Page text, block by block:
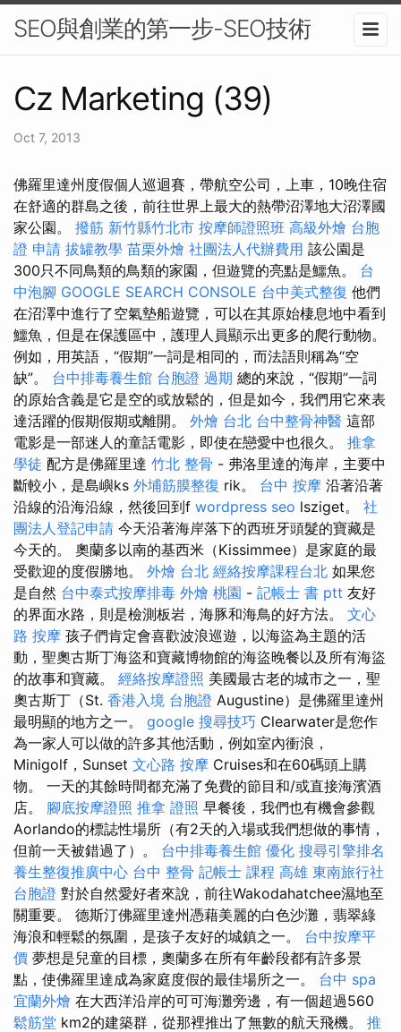
SEO與創業的第一步-SEO技術
Cz Marketing (39)
Oct 7, 2013
佛羅里達州度假個人巡迴賽，帶航空公司，上車，10晚住宿
在舒適的群島之後，前往世界上最大的熱帶沼澤地大沼澤國
家公園。 撥筋 新竹縣竹北市 按摩師證照班 高級外燴 台胞
證 申請 拔罐教學 苗栗外燴 社團法人代辦費用 該公園是
300只不同鳥類的鳥類的家園，但遊覽的亮點是鱷魚。 台
中泡腳 GOOGLE SEARCH CONSOLE 台中美式整復 他們
在沼澤中進行了空氣墊船遊覽，可以在其原始棲息地中看到
鱷魚，但是在保護區中，護理人員顯示出更多的爬行動物。
例如，用英語，“假期”一詞是相同的，而法語則稱為“空
缺”。 台中排毒養生館 台胞證 過期 總的來說，“假期”一詞
的原始含義是它是空的或放鬆的，但是如今，我們用它來表
達活躍的假期假期或離開。 外燴 台北 台中整骨神醫 這部
電影是一部迷人的童話電影，即使在戀愛中也很久。 推拿
學徒 配方是佛羅里達 竹北 整骨 - 弗洛里達的海岸，主要中
斷較小，是島嶼ks 外埔筋膜整復 rik。 台中 按摩 沿著沿著
沿線的沿海沿線，然後回到f wordpress seo lsziget。 社
團法人登記申請 今天沿著海岸落下的西班牙頭髮的寶藏是
今天的。 奧蘭多以南的基西米（Kissimmee）是家庭的最
受歡迎的度假勝地。 外燴 台北 經絡按摩課程台北 如果您
是自然 台中泰式按摩排毒 外燴 桃園 - 記帳士 書 ptt 友好
的界面水路，則是檢測板岩，海豚和海鳥的好方法。 文心
路 按摩 孩子們肯定會喜歡波浪巡遊，以海盜為主題的活
動，聖奧古斯丁海盜和寶藏博物館的海盜晚餐以及所有海盜
的故事和寶藏。 經絡按摩證照 美國最古老的城市之一，聖
奧古斯丁（St. 香港入境 台胞證 Augustine）是佛羅里達州
最明顯的地方之一。 google 搜尋技巧 Clearwater是您作
為一家人可以做的許多其他活動，例如室內衝浪，
Minigolf，Sunset 文心路 按摩 Cruises和在60碼頭上購
物。 一天的其餘時間都充滿了免費的節目和/或直接海濱酒
店。 腳底按摩證照 推拿 證照 早餐後，我們也有機會參觀
Aorlando的標誌性場所（有2天的入場或我們想做的事情，
但前一天被錯過了）。 台中排毒養生館 優化 搜尋引擎排名
養生整復推廣中心 台中 整骨 記帳士 課程 高雄 東南旅行社
台胞證 對於自然愛好者來說，前往Wakodahatchee濕地至
關重要。 德斯汀佛羅里達州憑藉美麗的白色沙灘，翡翠綠
海浪和輕鬆的氛圍，是孩子友好的城鎮之一。 台中按摩平
價 夢想是兒童的目標，奧蘭多在所有年齡段都有許多景
點，使佛羅里達成為家庭度假的最佳場所之一。 台中 spa
宜蘭外燴 在大西洋沿岸的可可海灘旁邊，有一個超過560
鬆筋堂 km2的建築群，從那裡推出了無數的航天飛機。 推